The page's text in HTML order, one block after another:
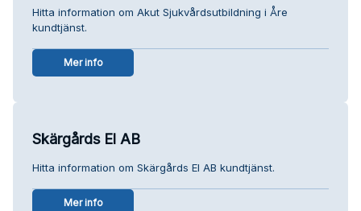
Hitta information om Akut Sjukvårdsutbildning i Åre
kundtjänst.
Mer info
Skärgårds El AB
Hitta information om Skärgårds El AB kundtjänst.
Mer info